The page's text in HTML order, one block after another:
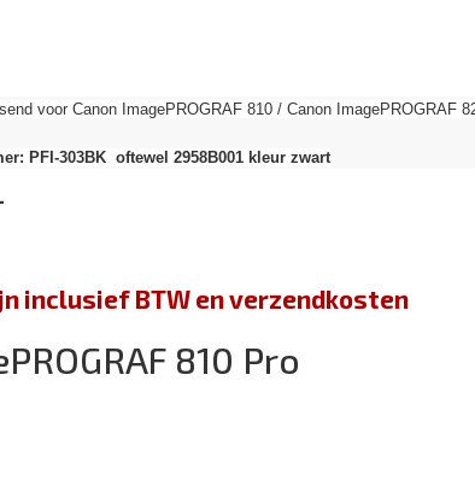
voor Canon ImagePROGRAF 810 / Canon ImagePROGRAF
PFI-303BK oftewel 2958B001 kleur zwart
inclusief BTW en verzendkosten
810 Pro